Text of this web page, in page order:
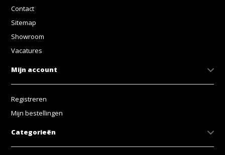
Contact
Sitemap
Showroom
Vacatures
Mijn account
Registreren
Mijn bestellingen
Categorieën